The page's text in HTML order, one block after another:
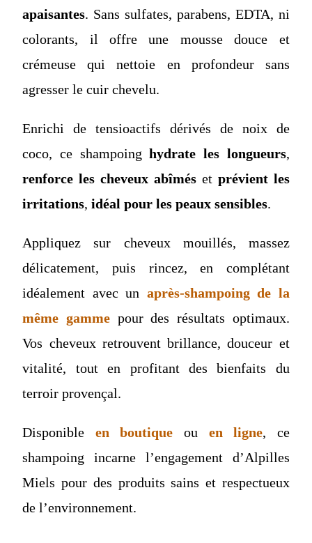
apaisantes. Sans sulfates, parabens, EDTA, ni
colorants, il offre une mousse douce et
crémeuse qui nettoie en profondeur sans
agresser le cuir chevelu.
Enrichi de tensioactifs dérivés de noix de
coco, ce shampoinghydrate les longueurs,
renforce les cheveux abîmés et prévient les
irritations,idéal pour les peaux sensibles.
Appliquez sur cheveux mouillés, massez
délicatement, puis rincez, en complétant
idéalement avec un après-shampoing de la
même gamme pour des résultats optimaux.
Vos cheveux retrouvent brillance, douceur et
vitalité, tout en profitant des bienfaits du
terroir provençal.
Disponible en boutique ou en ligne, ce
shampoing incarne l’engagement d’Alpilles
Miels pour des produits sains et respectueux
de l’environnement.